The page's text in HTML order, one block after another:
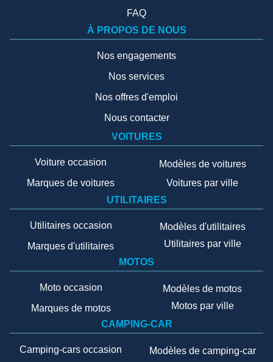
FAQ
À PROPOS DE NOUS
Nos engagements
Nos services
Nos offres d'emploi
Nous contacter
VOITURES
Voiture occasion
Marques de voitures
Modèles de voitures
Voitures par ville
UTILITAIRES
Utilitaires occasion
Marques d'utilitaires
Modèles d'utilitaires
Utilitaires par ville
MOTOS
Moto occasion
Marques de motos
Modèles de motos
Motos par ville
CAMPING-CAR
Camping-cars occasion Modèles de camping-car